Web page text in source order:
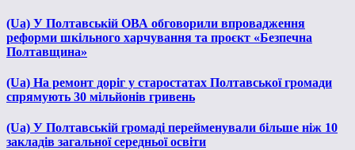
(Ua) У Полтавській ОВА обговорили впровадження
реформи шкільного харчування та проєкт «Безпечна
Полтавщина»
(Ua) На ремонт доріг у старостатах Полтавської громади
спрямують 30 мільйонів гривень
(Ua) У Полтавській громаді перейменували більше ніж 10
закладів загальної середньої освіти